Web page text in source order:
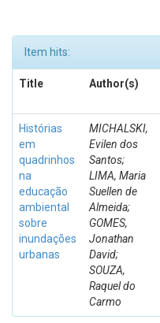
Item hits:
Title Author(s)
Histórias
em
quadrinhos
na
educação
ambiental
sobre
inundações
urbanas
MICHALSKI,
Evilen dos
Santos;
LIMA, Maria
Suellen de
Almeida;
GOMES,
Jonathan
David;
SOUZA,
Raquel do
Carmo